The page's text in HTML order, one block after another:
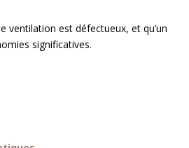
ventilation est défectueux, et qu’un
significatives.